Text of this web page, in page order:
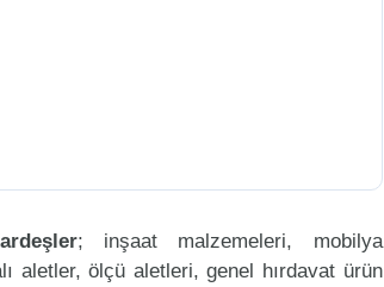
; inşaat malzemeleri, mobilya
aletler, ölçü aletleri, genel hırdavat ürün